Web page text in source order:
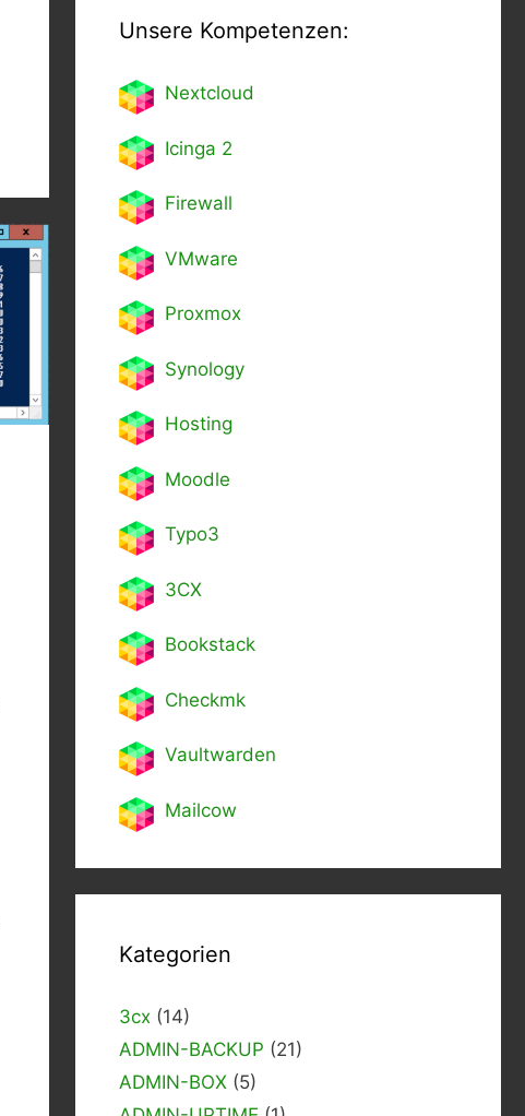
Unsere Kompetenzen:
Nextcloud
Icinga 2
Firewall
VMware
Proxmox
Synology
Hosting
Moodle
Typo3
3CX
Bookstack
Checkmk
Vaultwarden
Mailcow
Kategorien
3cx (14)
ADMIN-BACKUP (21)
ADMIN-BOX (5)